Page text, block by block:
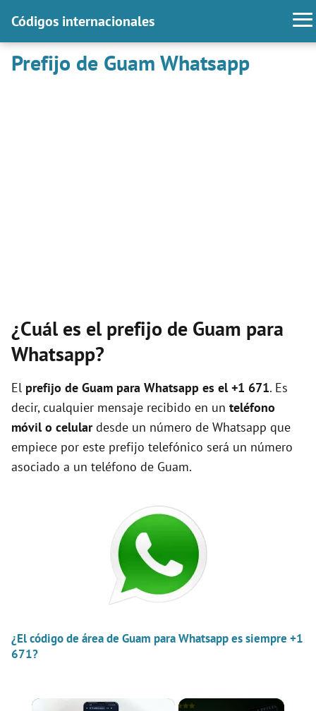
Códigos internacionales
Prefijo de Guam Whatsapp
¿Cuál es el prefijo de Guam para
Whatsapp?
El prefijo de Guam para Whatsapp es el +1 671. Es
decir, cualquier mensaje recibido en un teléfono
móvil o celulardesde un número de Whatsapp que
empiece por este prefijo telefónico será un número
asociado a un teléfono de Guam.
¿El código de área de Guam para Whatsapp es siempre +1
671?
×